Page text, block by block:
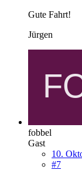
Gute Fahrt!
Jürgen
fobbel
Gast
10.
#7